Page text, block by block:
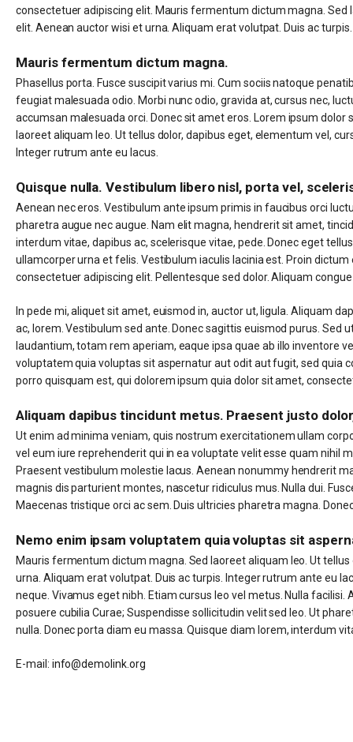
consectetuer adipiscing elit. Mauris fermentum dictum magna.
elit. Aenean auctor wisi et urna. Aliquam erat volutpat. Duis ac
Mauris fermentum dictum magna.
Phasellus porta. Fusce suscipit varius mi. Cum sociis natoque
feugiat malesuada odio. Morbi nunc odio, gravida at, cursus nec,
accumsan malesuada orci. Donec sit amet eros. Lorem ipsum
laoreet aliquam leo. Ut tellus dolor, dapibus eget, elementum vel,
Integer rutrum ante eu lacus.
Quisque nulla. Vestibulum libero nisl, porta vel,
Aenean nec eros. Vestibulum ante ipsum primis in faucibus orci
pharetra augue nec augue. Nam elit magna, hendrerit sit amet,
interdum vitae, dapibus ac, scelerisque vitae, pede. Donec eget
ullamcorper urna et felis. Vestibulum iaculis lacinia est. Proin
consectetuer adipiscing elit. Pellentesque sed dolor. Aliquam
In pede mi, aliquet sit amet, euismod in, auctor ut, ligula. Aliquam
ac, lorem. Vestibulum sed ante. Donec sagittis euismod purus.
laudantium, totam rem aperiam, eaque ipsa quae ab illo inventore
voluptatem quia voluptas sit aspernatur aut odit aut fugit, sed quia
porro quisquam est, qui dolorem ipsum quia dolor sit amet,
Aliquam dapibus tincidunt metus. Praesent justo
Ut enim ad minima veniam, quis nostrum exercitationem ullam
vel eum iure reprehenderit qui in ea voluptate velit esse quam nihil
Praesent vestibulum molestie lacus. Aenean nonummy hendrerit
magnis dis parturient montes, nascetur ridiculus mus. Nulla dui.
Maecenas tristique orci ac sem. Duis ultricies pharetra magna.
Nemo enim ipsam voluptatem quia voluptas sit
Mauris fermentum dictum magna. Sed laoreet aliquam leo. Ut
urna. Aliquam erat volutpat. Duis ac turpis. Integer rutrum ante eu
neque. Vivamus eget nibh. Etiam cursus leo vel metus. Nulla
posuere cubilia Curae; Suspendisse sollicitudin velit sed leo. Ut
nulla. Donec porta diam eu massa. Quisque diam lorem, interdum
E-mail: info@demolink.org